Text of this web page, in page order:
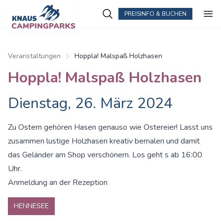
PREISINFO & BUCHEN
Veranstaltungen Hoppla! Malspaß Holzhasen
Hoppla! Malspaß Holzhasen
Dienstag, 26. März 2024
Zu Ostern gehören Hasen genauso wie Ostereier! Lasst uns
zusammen lustige Holzhasen kreativ bemalen und damit
das Geländer am Shop verschönern. Los geht s ab 16:00
Uhr.
Anmeldung an der Rezeption
HENNESEE